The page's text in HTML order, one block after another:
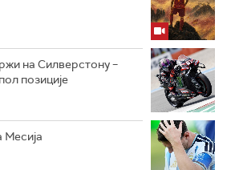
на Силверстону –
позиције